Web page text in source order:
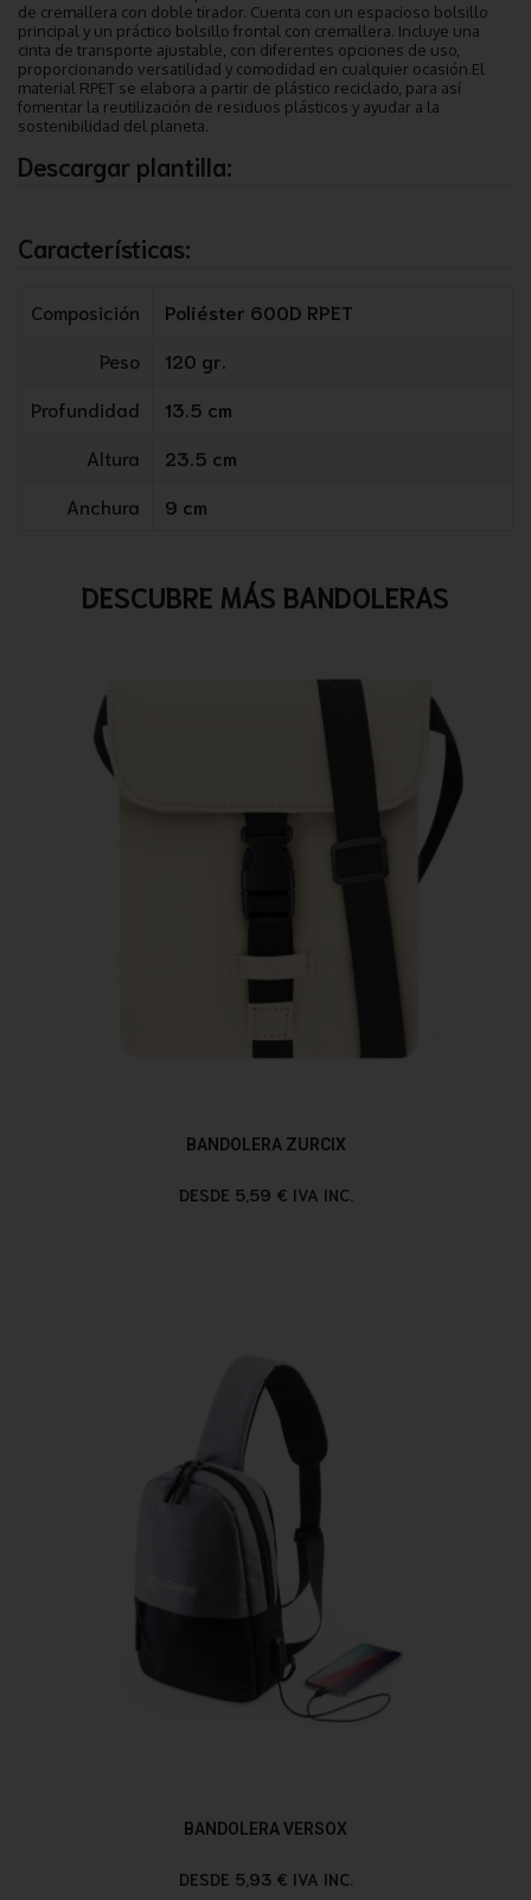
de cremallera con doble tirador. Cuenta con un espacioso bolsillo
principal y un práctico bolsillo frontal con cremallera. Incluye una
cinta de transporte ajustable, con diferentes opciones de uso,
proporcionando versatilidad y comodidad en cualquier ocasión.El
material RPET se elabora a partir de plástico reciclado, para así
fomentar la reutilización de residuos plásticos y ayudar a la
sostenibilidad del planeta.
Descargar plantilla:
Características:
Composición
Poliéster 600D RPET
Peso
120 gr.
Profundidad
13.5 cm
Altura
23.5 cm
Anchura
9 cm
DESCUBRE MÁS BANDOLERAS
BANDOLERA ZURCIX
DESDE 5,59 € IVA INC.
BANDOLERA VERSOX
DESDE 5,93 € IVA INC.